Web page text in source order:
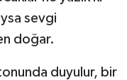
sevgi
doğar.
duyulur, bir